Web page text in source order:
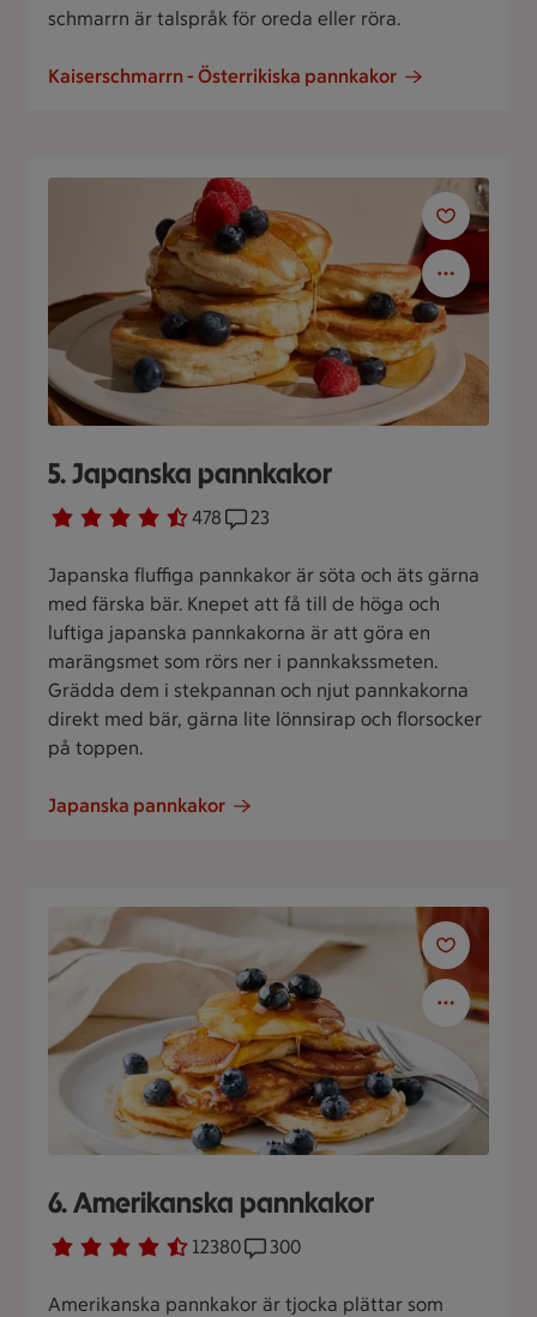
schmarrn är talspråk för oreda eller röra.
Kaiserschmarrn - Österrikiska pannkakor
5. Japanska pannkakor
Betyg 4.1 av 5. 478
478 personer har röstatReceptet har 23 kommentarer
23
Japanska fluffiga pannkakor är söta och äts gärna
med färska bär. Knepet att få till de höga och
luftiga japanska pannkakorna är att göra en
marängsmet som rörs ner i pannkakssmeten.
Grädda dem i stekpannan och njut pannkakorna
direkt med bär, gärna lite lönnsirap och florsocker
på toppen.
Japanska pannkakor
6. Amerikanska pannkakor
Betyg 4.2 av 5. 12380
12380 personer har röstatReceptet har 300 kommentarer
300
Amerikanska pannkakor är tjocka plättar som